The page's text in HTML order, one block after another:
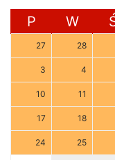
P W
27 28
3 4
10 11
17 18
24 25